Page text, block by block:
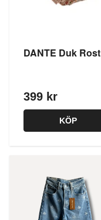
DANTE Duk Rost
399 kr
KÖP